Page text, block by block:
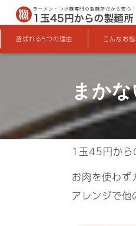
選ばれる5つの理由 こんなお
まか
1玉45円から
お肉を使わず
アレンジで